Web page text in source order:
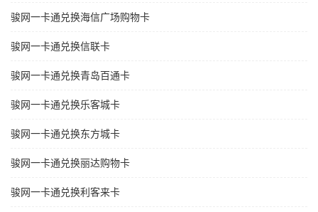
骏网一卡通兑换海信广场购物卡
骏网一卡通兑换信联卡
骏网一卡通兑换青岛百通卡
骏网一卡通兑换乐客城卡
骏网一卡通兑换东方城卡
骏网一卡通兑换丽达购物卡
骏网一卡通兑换利客来卡